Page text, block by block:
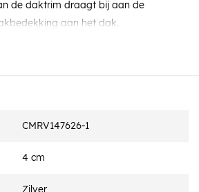
de daktrim draagt bij aan de
aan het dak.
monteert u met speciale
CMRV147626-1
4 cm